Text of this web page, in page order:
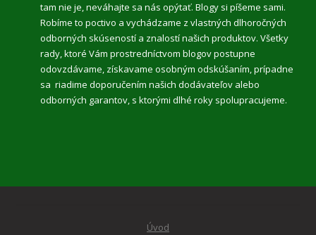
tam nie je, neváhajte sa nás opýtať. Blogy si píšeme sami.
Robíme to poctivo a vychádzame z vlastných dlhoročných
odborných skúseností a znalostí našich produktov. Všetky
rady, ktoré Vám prostredníctvom blogov postupne
odovzdávame, získavame osobným odskúšaním, prípadne
sa riadime doporučením našich dodávateľov alebo
odborných garantov, s ktorými dlhé roky spolupracujeme.
Úvod